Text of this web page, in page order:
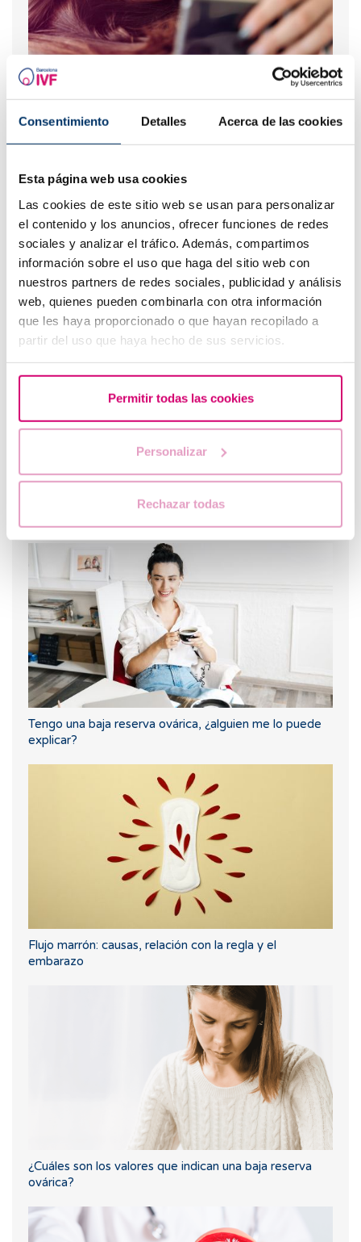
Consentimiento Detalles Acerca de las cookies
Esta página web usa cookies
Las cookies de este sitio web se usan para personalizar
el contenido y los anuncios, ofrecer funciones de redes
sociales y analizar el tráfico. Además, compartimos
información sobre el uso que haga del sitio web con
nuestros partners de redes sociales, publicidad y análisis
web, quienes pueden combinarla con otra información
que les haya proporcionado o que hayan recopilado a
partir del uso que haya hecho de sus servicios.
Permitir todas las cookies
Personalizar
Rechazar todas
FIV y trabajo: ¿es necesaria una baja laboral?
Tengo una baja reserva ovárica, ¿alguien me lo puede
explicar?
Flujo marrón: causas, relación con la regla y el
embarazo
¿Cuáles son los valores que indican una baja reserva
ovárica?